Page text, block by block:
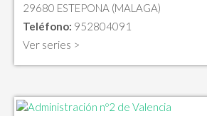
29680 ESTEPONA (MALAGA)
Teléfono: 952804091
Ver series >